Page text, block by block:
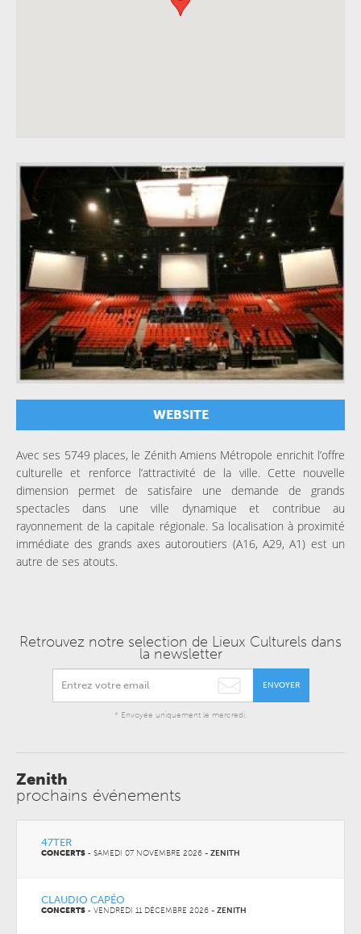
WEBSITE
Avec ses 5749 places, le Zénith Amiens Métropole enrichit l’offre
culturelle et renforce l’attractivité de la ville. Cette nouvelle
dimension permet de satisfaire une demande de grands
spectacles dans une ville dynamique et contribue au
rayonnement de la capitale régionale. Sa localisation à proximité
immédiate des grands axes autoroutiers (A16, A29, A1) est un
autre de ses atouts.
Retrouvez notre selection de Lieux Culturels dans
la newsletter
ENVOYER
* Envoyée uniquement le mercredi.
Zenith
prochains événements
47TER
CONCERTS - SAMEDI 07 NOVEMBRE 2026 - ZENITH
CLAUDIO CAPÉO
CONCERTS - VENDREDI 11 DÉCEMBRE 2026 - ZENITH